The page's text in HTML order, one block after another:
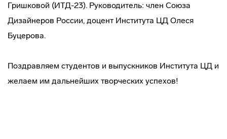
Гришковой (ИТД-23). Руководитель: член Союза
Дизайнеров России, доцент Института ЦД Олеся
Буцерова.
Поздравляем студентов и выпускников Института ЦД и
желаем им дальнейших творческих успехов!